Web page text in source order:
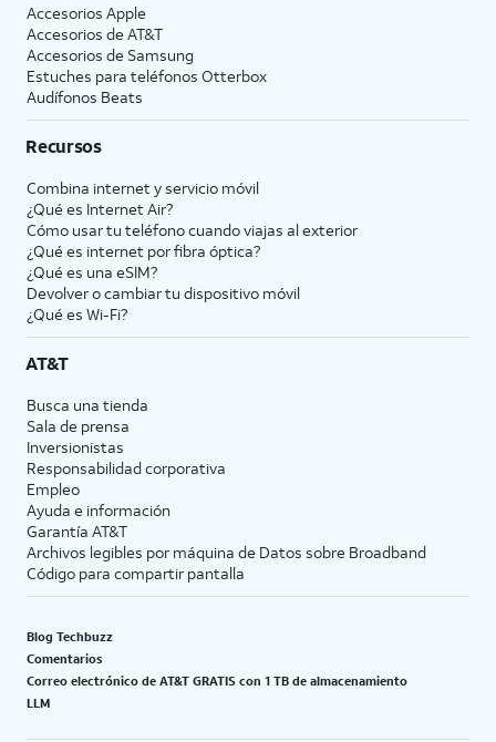
Accesorios Apple
Accesorios de AT&T
Accesorios de Samsung
Estuches para teléfonos Otterbox
Audífonos Beats
Recursos
Combina internet y servicio móvil
¿Qué es Internet Air?
Cómo usar tu teléfono cuando viajas al exterior
¿Qué es internet por fibra óptica?
¿Qué es una eSIM?
Devolver o cambiar tu dispositivo móvil
¿Qué es Wi-Fi?
AT&T
Busca una tienda
Sala de prensa
Inversionistas
Responsabilidad corporativa
Empleo
Ayuda e información
Garantía AT&T
Archivos legibles por máquina de Datos sobre Broadband
Código para compartir pantalla
Blog Techbuzz
Comentarios
Correo electrónico de AT&T GRATIS con 1 TB de almacenamiento
LLM